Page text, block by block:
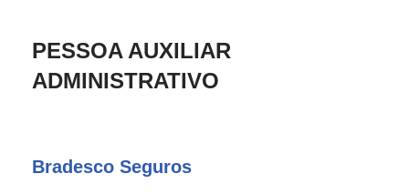
PESSOA AUXILIAR
ADMINISTRATIVO
Bradesco Seguros